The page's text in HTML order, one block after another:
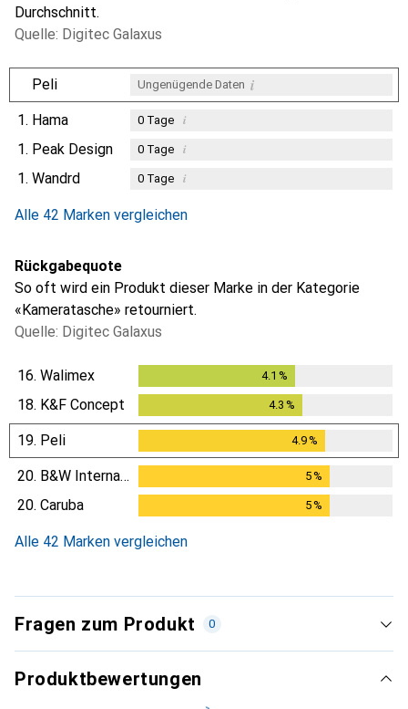
Durchschnitt.
Quelle: Digitec Galaxus
Peli Ungenügende Daten i
1. Hama 0Tage i
1. Peak Design 0Tage i
1. Wandrd 0Tage i
Alle 42 Marken vergleichen
Rückgabequote
So oft wird ein Produkt dieser Marke in der Kategorie
«Kameratasche» retourniert.
Quelle: Digitec Galaxus
16. Walimex 4.1 %
18. K&F Concept 4.3 %
19. Peli 4.9%
20. B&W International 5%
20. Caruba 5%
Alle 42 Marken vergleichen
Fragen zum Produkt 0
Produktbewertungen